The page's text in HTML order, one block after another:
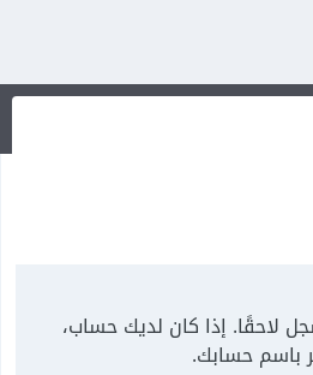
لاحقًا. إذا كان لديك حساب،
باسم حسابك.